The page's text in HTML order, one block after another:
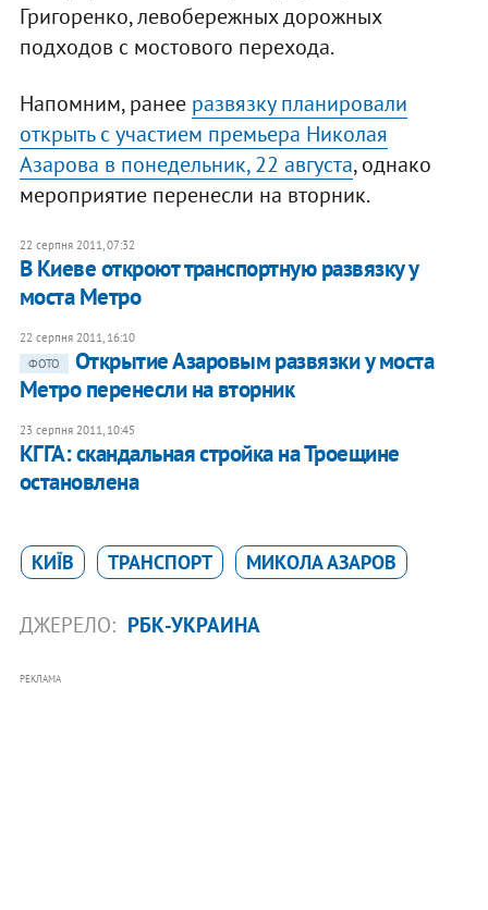
Григоренко, левобережных дорожных
подходов с мостового перехода.
Напомним, ранее развязку планировали
открыть с участием премьера Николая
Азарова в понедельник, 22 августа, однако
мероприятие перенесли на вторник.
22 серпня 2011, 07:32
В Киеве откроют транспортную развязку у
моста Метро
22 серпня 2011, 16:10
ФОТО
Открытие Азаровым развязки у моста
Метро перенесли на вторник
23 серпня 2011, 10:45
КГГА: скандальная стройка на Троещине
остановлена
КИЇВ ТРАНСПОРТ МИКОЛА АЗАРОВ
ДЖЕРЕЛО: РБК-УКРАИНА
РЕКЛАМА